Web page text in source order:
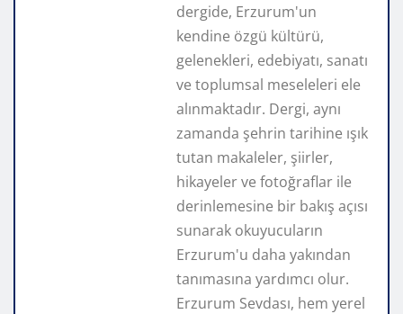
dergide, Erzurum'un
kendine özgü kültürü,
gelenekleri, edebiyatı, sanatı
ve toplumsal meseleleri ele
alınmaktadır. Dergi, aynı
zamanda şehrin tarihine ışık
tutan makaleler, şiirler,
hikayeler ve fotoğraflar ile
derinlemesine bir bakış açısı
sunarak okuyucuların
Erzurum'u daha yakından
tanımasına yardımcı olur.
Erzurum Sevdası, hem yerel